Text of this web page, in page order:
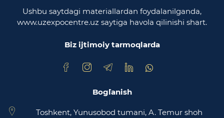
O‘zbekiston Respublikasi Adliya vazirligi
Trade Uzbekistan milliy eksportbop savdo
Ushbu saytdagi materiallardan foydalanilganda,
www.uzexpocentre.uz saytiga havola qilinishi shart.
Biz ijtimoiy tarmoqlarda
Bog`lanish
Toshkent, Yunusobod tumani, A. Temur shoh